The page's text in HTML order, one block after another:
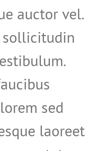
auctor vel.
sollicitudin
sed
laoreet